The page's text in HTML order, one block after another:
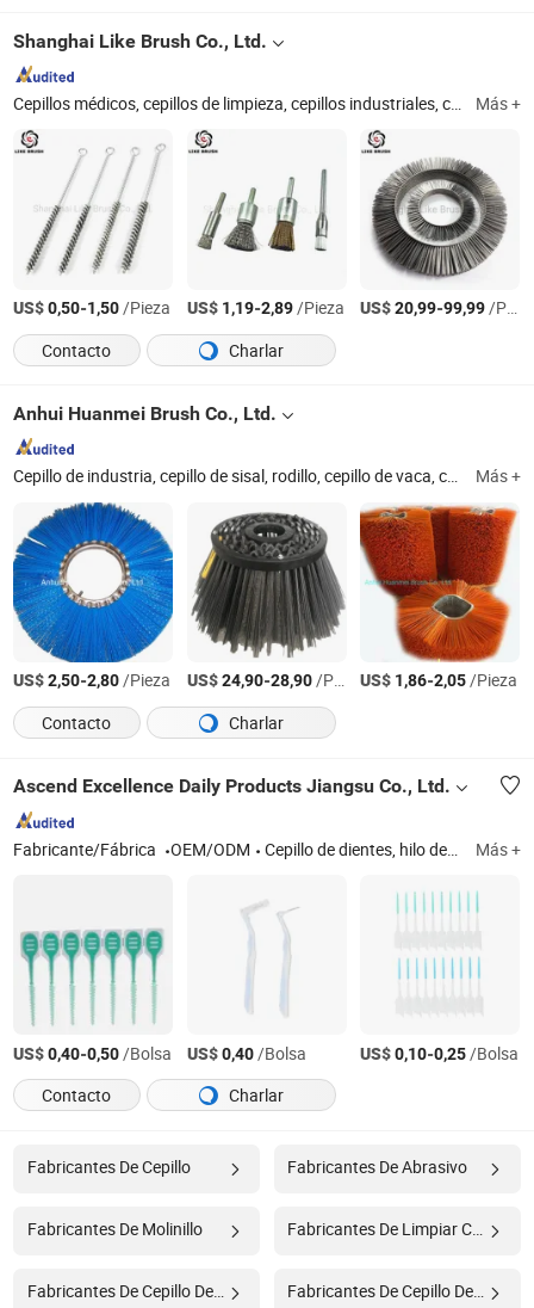
Shanghai Like Brush Co., Ltd.
Cepillos médicos, cepillos de limpieza, cepillos industriales, cepillos de rueda, cepillos de extremo, cepillos de lápiz, cepillos de tira, cepillos de arma, cepillos de laboratorio, cepillos químicos, cepillos de lubricación con aceite Más +
US$0,50-1,50/Pieza US$ 1,19-2,89/Pieza US$20,99-99,99/Pieza
Contacto
Charlar
Anhui Huanmei Brush Co., Ltd.
Cepillo de industria, cepillo de sisal, rodillo, cepillo de vaca, cepillo de barredora, filamento de PP, filamento de alambre de acero plano, cepillo de limpieza, cepillo barredor, cepillo de fregadora de suelo Más +
US$2,50-2,80/Pieza US$24,90-28,90/Pieza US$ 1,86-2,05/Pieza
Contacto
Charlar
Ascend Excellence Daily Products Jiangsu Co., Ltd.
Fabricante/Fábrica OEM/ODM Cepillo de dientes, hilo dental, irrigador dental, cepillo interdental, kits de cuidado dental Más +
US$0,40-0,50/Bolsa US$0,40/Bolsa US$0,10-0,25/Bolsa
Contacto
Charlar
Fabricantes De Cepillo Fabricantes De Abrasivo
Fabricantes De Molinillo Fabricantes De Limpiar Cepillo
Fabricantes De Cepillo De Plástico Fabricantes De Cepillo De Limpieza